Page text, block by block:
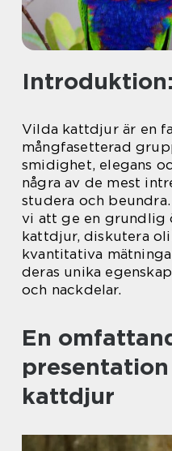
Introduktion:
Vilda kattdjur är en
mångfasetterad
smidighet, elegans
några av de mest
studera och
vi att ge en grundlig
kattdjur, diskutera
kvantitativa
deras unika
och nackdelar.
En
kattdjur